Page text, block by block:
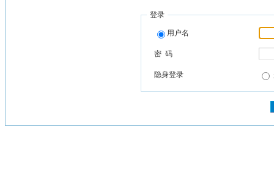
登录
用户名
密 码
隐身登录